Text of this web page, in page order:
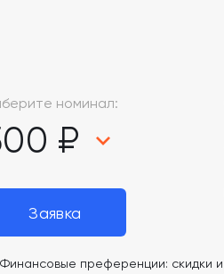
номинал:
₽
Заявка
Финансовые преференции: скидки и